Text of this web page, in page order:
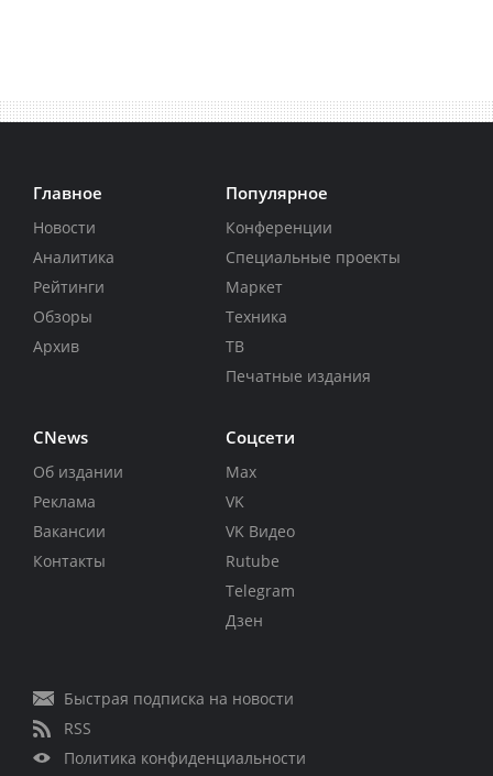
Главное
Новости
Аналитика
Рейтинги
Обзоры
Архив
Популярное
Конференции
Специальные проекты
Маркет
Техника
ТВ
Печатные издания
CNews
Об издании
Реклама
Вакансии
Контакты
Соцсети
Max
VK
VK Видео
Rutube
Telegram
Дзен
Быстрая подписка на новости
RSS
Политика конфиденциальности